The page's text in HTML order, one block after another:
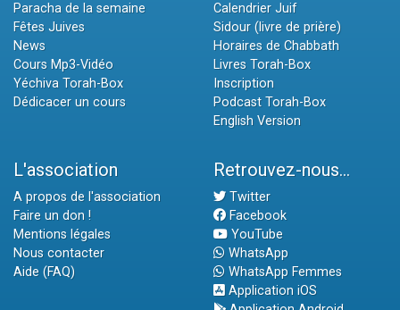
Paracha de la semaine
Fêtes Juives
News
Cours Mp3-Vidéo
Yéchiva Torah-Box
Dédicacer un cours
Calendrier Juif
Sidour (livre de prière)
Horaires de Chabbath
Livres Torah-Box
Inscription
Podcast Torah-Box
English Version
L'association
A propos de l'association
Faire un don !
Mentions légales
Nous contacter
Aide (FAQ)
Retrouvez-nous...
Twitter
Facebook
YouTube
WhatsApp
WhatsApp Femmes
Application iOS